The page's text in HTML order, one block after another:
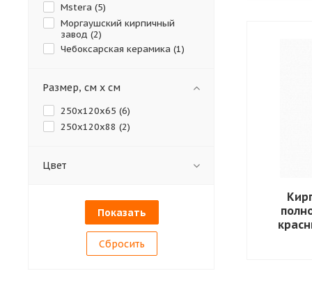
Mstera (5)
Моргаушский кирпичный
завод (2)
Чебоксарская керамика (1)
Размер, см х см
250х120х65 (6)
250х120х88 (2)
Цвет
Сбросить